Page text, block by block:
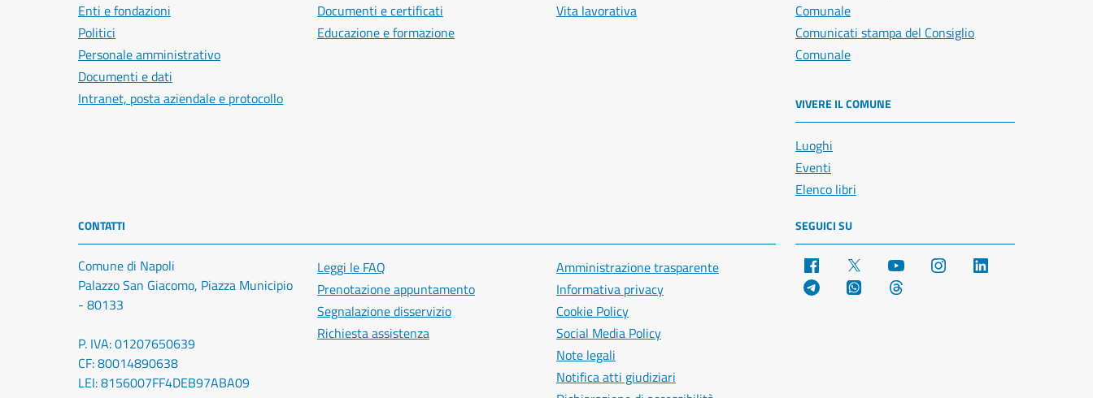
Enti e fondazioni
Politici
Personale amministrativo
Documenti e dati
Intranet, posta aziendale e protocollo
Documenti e certificati
Educazione e formazione
Vita lavorativa
Comunale
Comunicati stampa del Consiglio
Comunale
VIVERE IL COMUNE
Luoghi
Eventi
Elenco libri
CONTATTI
Comune di Napoli
Palazzo San Giacomo, Piazza Municipio
- 80133
P. IVA: 01207650639
CF: 80014890638
LEI: 8156007FF4DEB97ABA09
Leggi le FAQ
Prenotazione appuntamento
Segnalazione disservizio
Richiesta assistenza
Amministrazione trasparente
Informativa privacy
Cookie Policy
Social Media Policy
Note legali
Notifica atti giudiziari
SEGUICI SU
Facebook YouTube Instagram
Telegram WhatsApp